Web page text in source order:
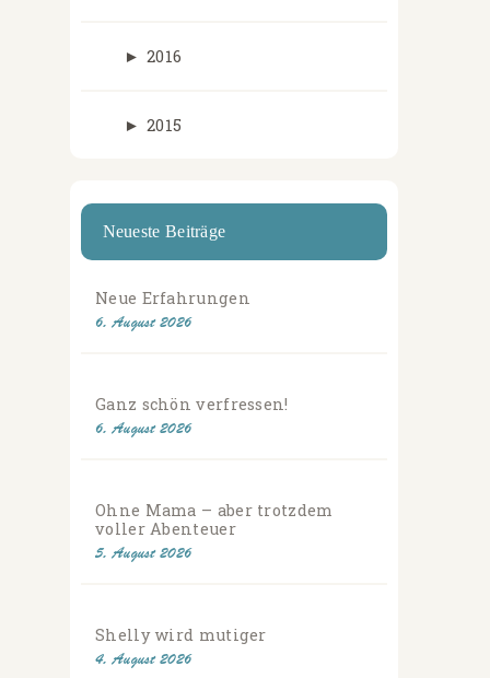
► 2016
► 2015
Neueste Beiträge
Neue Erfahrungen
6. August 2026
Ganz schön verfressen!
6. August 2026
Ohne Mama – aber trotzdem
voller Abenteuer
5. August 2026
Shelly wird mutiger
4. August 2026